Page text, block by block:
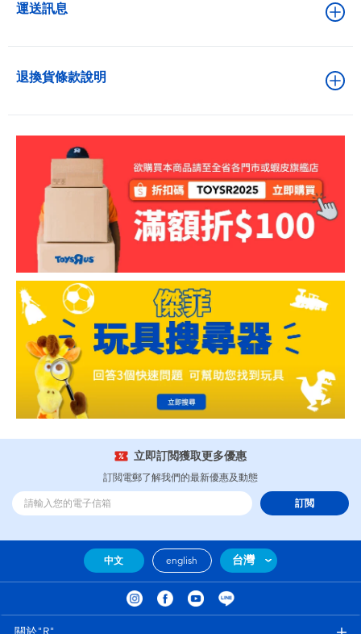
運送訊息
退換貨條款說明
立即訂閲獲取更多優惠
訂閲電郵了解我們的最新優惠及動態
訂閲
中文 english 台灣